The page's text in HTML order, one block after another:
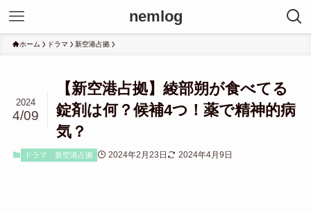
nemlog
ホーム ドラマ 新空港占拠
【新空港占拠】綾部朔が食べてる
錠剤は何？候補4つ！薬で精神的病
気？
2024
4/09
ドラマ 新空港占拠 2024年2月23日 2024年4月9日